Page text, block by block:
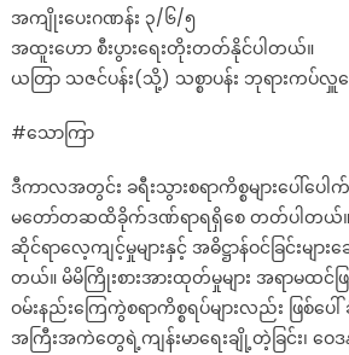
အကျိုးပေးဂဏန်း ၃/၆/၅
အထူးဟော စီးပွားရေးတိုးတတ်နိုင်ပါတယ်။
ယတြာ သဇင်ပန်း(သို့) သစ္စာပန်း ဘုရားကပ်လှူပေ
#သောကြာ
ဒီကာလအတွင်း ခရီးသွားစရာကိစ္စများပေါ်ပ
မတော်တဆထိခိုက်ဒဏ်ရာရရှိစေ တတ်ပါတယ်။
ဆိုင်ရာလေ့ကျင့်မှုများနှင့် အဓိဋ္ဌာန်ဝင်ခြင်းမျ
တယ်။ မိမိကြိုးစားအားထုတ်မှုများ အရာမထင်
ဝမ်းနည်းကြေကွဲစရာကိစ္စရပ်များလည်း ဖြစ်ပ
အကြီးအကဲတွေရဲ့ကျန်းမာရေးချို့တဲ့ခြင်း၊ ဝေဒနာ